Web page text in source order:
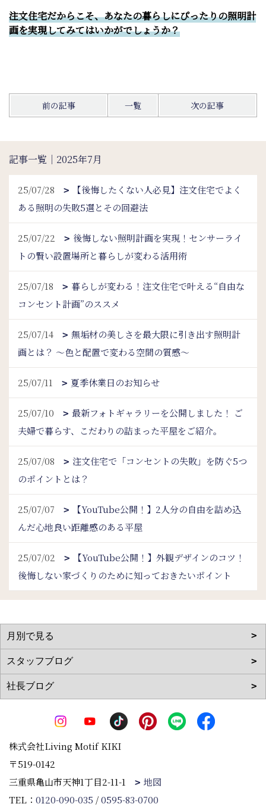
注文住宅だからこそ、あなたの暮らしにぴったりの照明計
画を実現してみてはいかがでしょうか？
前の記事 一覧 次の記事
記事一覧｜2025年7月
25/07/28
【後悔したくない人必見】注文住宅でよく
ある照明の失敗5選とその回避法
25/07/22
後悔しない照明計画を実現！センサーライ
トの賢い設置場所と暮らしが変わる活用術
25/07/18
暮らしが変わる！注文住宅で叶える“自由な
コンセント計画”のススメ
25/07/14
無垢材の美しさを最大限に引き出す照明計
画とは？ 〜色と配置で変わる空間の質感〜
25/07/11 夏季休業日のお知らせ
25/07/10
最新フォトギャラリーを公開しました！ ご
夫婦で暮らす、こだわりの詰まった平屋をご紹介。
25/07/08
注文住宅で「コンセントの失敗」を防ぐ5つ
のポイントとは？
25/07/07
【YouTube公開！】2人分の自由を詰め込
んだ心地良い距離感のある平屋
25/07/02
【YouTube公開！】外観デザインのコツ！
後悔しない家づくりのために知っておきたいポイント
株式会社Living Motif KIKI
〒519-0142
三重県亀山市天神1丁目2-11-1
地図
TEL： 0120-090-035 /0595-83-0700